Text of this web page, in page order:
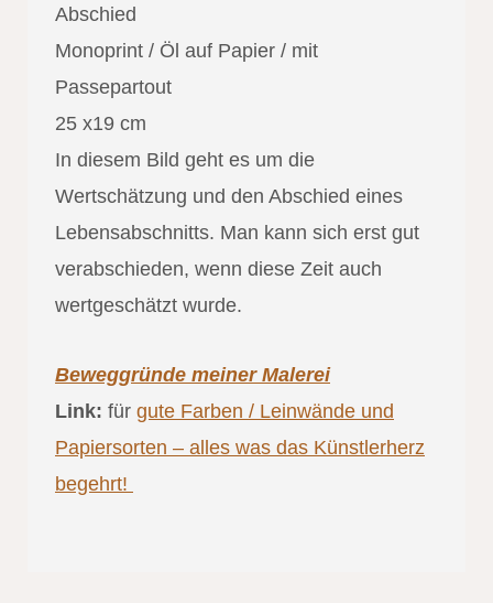
Abschied
Monoprint / Öl auf Papier / mit
Passepartout
25 x19 cm
In diesem Bild geht es um die
Wertschätzung und den Abschied eines
Lebensabschnitts. Man kann sich erst gut
verabschieden, wenn diese Zeit auch
wertgeschätzt wurde.
Beweggründe meiner Malerei
Link: für gute Farben / Leinwände und
Papiersorten – alles was das Künstlerherz
begehrt!